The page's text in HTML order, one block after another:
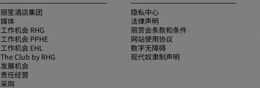
丽笙酒店集团
媒体
工作机会 RHG
工作机会 PPHE
工作机会 EHL
The Club by RHG
发展机会
责任经营
采购
隐私中心
法律声明
丽赏会条款和条件
网站使用协议
数字无障碍
现代奴隶制声明